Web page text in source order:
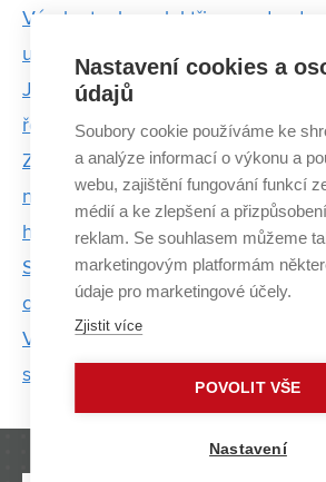
Výroba tepla a elektřiny z odpadu
umělé inteligenci výrazně
Jak určit znečištění ovzduší
řeší odborníci z VUT
Za vodu ještě kvalitnější.
nízkoteplotního plazmatu dočistí
hormonů
S recyklací odpadních vod z
odparka
Ve strojLABu roste zařízení, se
studenti uspět v prestižní
Nastavení cookies a
údajů
Soubory cookie používáme ke
a analýze informací o výkonu a
webu, zajištění fungování funkcí
médií a ke zlepšení a
reklam. Se souhlasem můžeme
marketingovým platformám
údaje pro marketingové účely.
Zjistit více
POVOLIT VŠE
Nastavení